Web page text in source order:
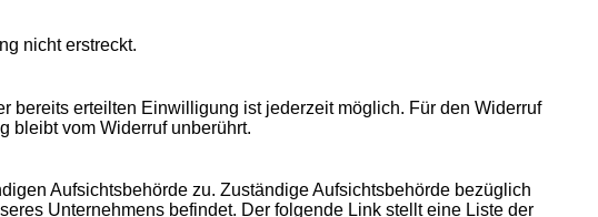
nicht erstreckt.
bereits erteilten Einwilligung ist jederzeit möglich. Für den Widerruf
bleibt vom Widerruf unberührt.
Aufsichtsbehörde zu. Zuständige Aufsichtsbehörde bezüglich
Unternehmens befindet. Der folgende Link stellt eine Liste der